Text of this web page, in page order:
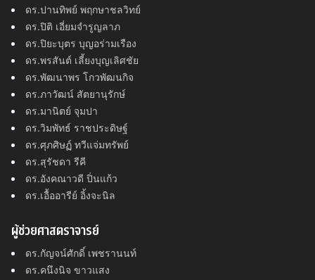
ดร.ปานทิพย์ พฤกษาชลวิทย์
ดร.ปิติ เอี่ยมจำรูญลาภ
ดร.ปิยะบุตร บุญอร่ามเรือง
ดร.พรสันต์ เลี้ยงบุญเลิศชัย
ดร.พัฒนาพร โกวพัฒนกิจ
ดร.ภาวัฒน์ สัตยานุรักษ์
ดร.มานิตย์ จุมปา
ดร.วิมพัทธ์ ราชประดิษฐ์
ดร.ศุภศิษฏ์ ทวีแจ่มทรัพย์
ดร.สุรัชดา รีคี
ดร.อังคณาวดี ปิ่นแก้ว
ดร.เอื้ออารีย์ อิ้งจะนิล
ผู้ช่วยศาสตราจารย์
ดร.กัญจน์ศักดิ์ เพชรานนท์
ดร.คนึงนิจ ขาวแสง